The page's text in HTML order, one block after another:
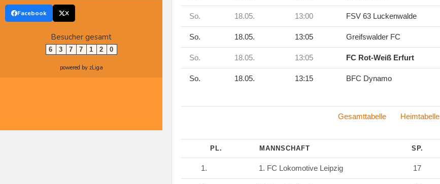
Facebook X
Besucher gesamt
6 3 7 7 1 2 0
powered by zLiga
So. 18.05. 13:00 FSV 63 Luckenwalde
So. 18.05. 13:05 Greifswalder FC
So. 18.05. 13:05 FC Rot-Weiß Erfurt
So. 18.05. 13:15 BFC Dynamo
Gesamttabelle Heimtabelle
PL. MANNSCHAFT SP.
1. 1. FC Lokomotive Leipzig 17